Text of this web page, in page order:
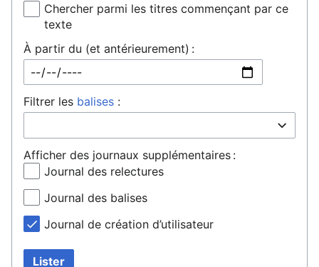
Chercher parmi les titres commençant par ce
texte
À partir du (et antérieurement) :
Filtrer les balises :
Afficher des journaux supplémentaires :
Journal des relectures
Journal des balises
Journal de création d’utilisateur
Lister